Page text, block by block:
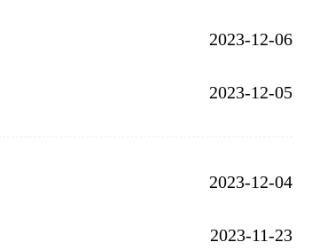
2023-12-06
2023-12-05
2023-12-04
2023-11-23